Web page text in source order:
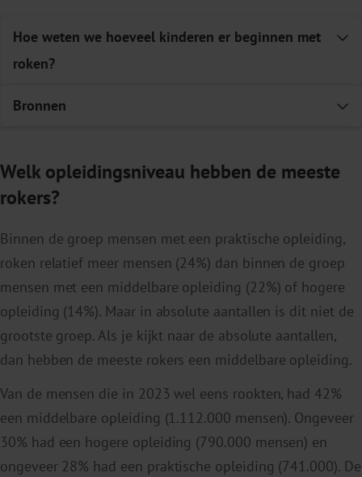
deelnemers
niet’
niet’
Ja
niet
Totaal 1602 -
-
Bron:Aanvullende Module Middelen van de Leefstijlmonitor
(LSM-A middelen), Trimbos-instituut in samenwerking met het
Hoe weten we hoeveel kinderen er beginnen met
roken?
3
Bronnen
jongeren reden vormt tot actie, Trimbos-
instituut.
scholieren
Centraal Bureau voor Statistiek (CBS) Statline.
Bevolking; kerncijfers
Welk opleidingsniveau hebben de meeste
rokers?
Binnen de groep mensen met een praktische opleiding,
roken relatief meer mensen (24%) dan binnen de groep
mensen met een middelbare opleiding (22%) of hogere
opleiding (14%). Maar in absolute aantallen is dit niet de
grootste groep. Als je kijkt naar de absolute aantallen,
dan hebben de meeste rokers een middelbare opleiding.
Van de mensen die in 2023 wel eens rookten, had 42%
een middelbare opleiding (1.112.000 mensen). Ongeveer
30% had een hogere opleiding (790.000 mensen) en
ongeveer 28% had een praktische opleiding (741.000). De